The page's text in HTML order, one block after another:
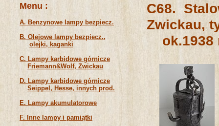
C68.
ok.1938
Menu :
A. Benzynowe lampy bezpiecz.
B. Olejowe lampy bezpiecz.,
olejki, kaganki
C. Lampy karbidowe górnicze
Friemann&Wolf, Zwickau
D. Lampy karbidowe górnicze
Seippel, Hesse, innych prod.
E. Lampy akumulatorowe
F. Inne lampy i pamiątki